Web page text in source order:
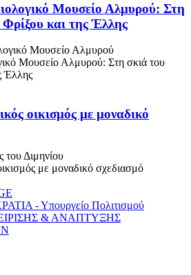
Μουσείο Αλμυρού: Στη
και της Έλλης
Μουσείο Αλμυρού: Στη σκιά του
Έλλης
οικισμός με μοναδικό
με μοναδικό σχεδιασμό